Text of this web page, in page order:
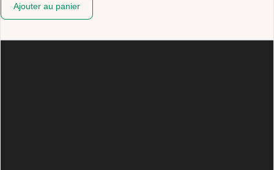
Ajouter au panier